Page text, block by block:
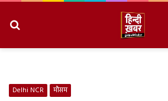
Delhi NCR मौसम